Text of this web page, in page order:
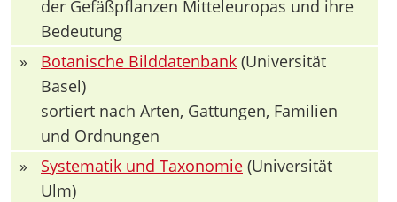
der Gefäßpflanzen Mitteleuropas und ihre
Bedeutung
»
Botanische Bilddatenbank (Universität
Basel)
sortiert nach Arten, Gattungen, Familien
und Ordnungen
»
Systematik und Taxonomie (Universität
Ulm)